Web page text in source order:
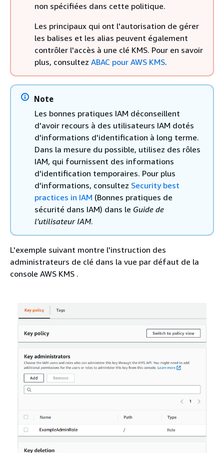
non spécifiées dans cette politique.
Les principaux qui ont l'autorisation de gérer
les balises et les alias peuvent également
contrôler l'accès à une clé KMS. Pour en savoir
plus, consultez ABAC pour AWS KMS.
Note
Les bonnes pratiques IAM déconseillent
d'avoir recours à des utilisateurs IAM dotés
d'informations d'identification à long terme.
Dans la mesure du possible, utilisez des rôles
IAM, qui fournissent des informations
d'identification temporaires. Pour plus
d'informations, consultez Security best
practices in IAM (Bonnes pratiques de
sécurité dans IAM) dans le Guide de
l'utilisateur IAM.
L'exemple suivant montre l'instruction des
administrateurs de clé dans la vue par défaut de la
console AWS KMS .